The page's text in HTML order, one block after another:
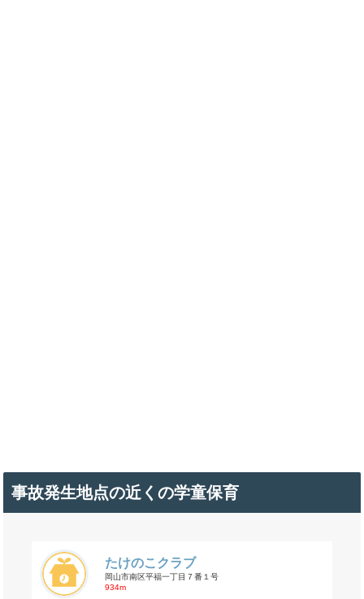
事故発生地点の近くの学童保育
たけのこクラブ
岡山市南区平福一丁目７番１号
934m